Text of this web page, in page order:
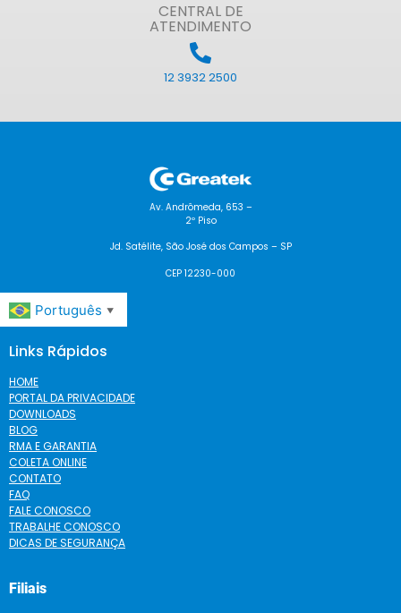
CENTRAL DE
ATENDIMENTO
12 3932 2500
Av. Andrômeda, 653 –
2º Piso
Jd. Satélite, São José dos Campos – SP
CEP 12230-000
Português ▼
Links Rápidos
HOME
PORTAL DA PRIVACIDADE
DOWNLOADS
BLOG
RMA E GARANTIA
COLETA ONLINE
CONTATO
FAQ
FALE CONOSCO
TRABALHE CONOSCO
DICAS DE SEGURANÇA
Filiais